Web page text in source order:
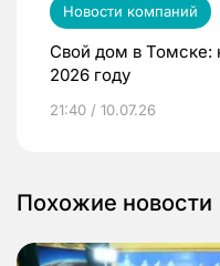
Новости компаний
Свой дом в Томске:
2026 году
21:40 / 10.07.26
Похожие новости